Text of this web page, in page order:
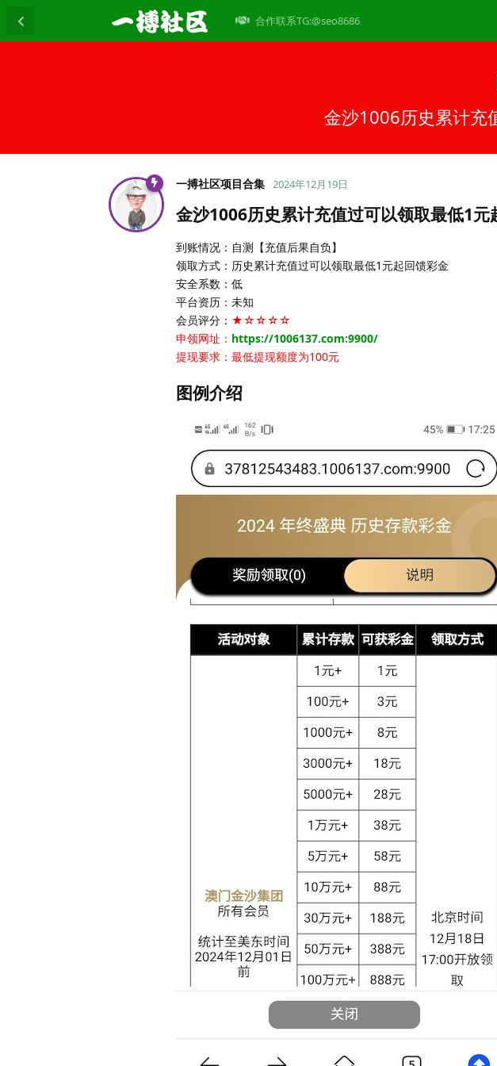
合作联系TG:@seo8686
金沙1006历史累计充
一搏社区项目合集 2024年12月19日
金沙1006历史累计充值过可以领取最低1元
到账情况：自测【充值后果自负】
领取方式：历史累计充值过可以领取最低1元起回馈彩金
安全系数：低
平台资历：未知
会员评分： ★☆☆☆☆
申领网址： https://1006137.com:9900/
提现要求：最低提现额度为100元
图例介绍